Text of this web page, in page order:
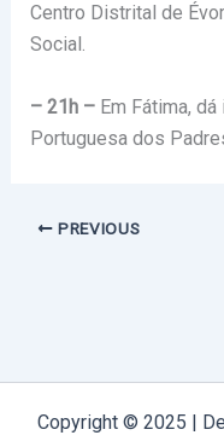
Centro Distrital de
Social.
– 21h – Em Fátima,
Portuguesa dos
PREVIOUS
Copyright © 2025 |